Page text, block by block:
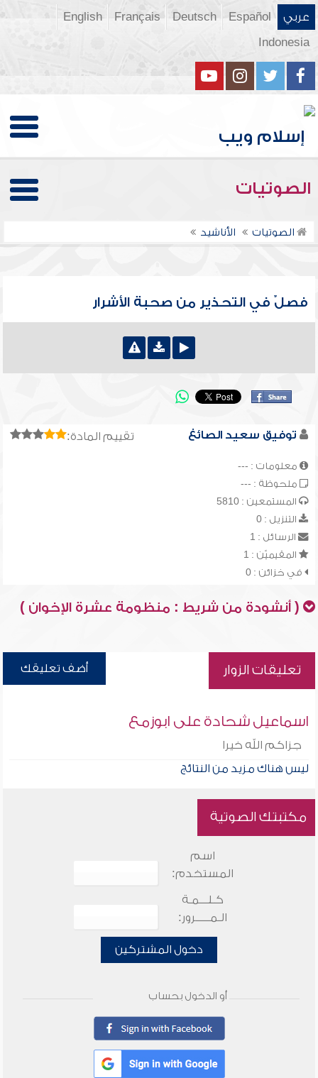
عربي Español
Deutsch
Français
English
Indonesia
الصوتيات
الصوتيات الأناشيد
فصلٌ في التحذير من صحبة الأشرار
تقييم المادة: توفيق سعيد الصائغ
معلومات : ---
ملحوظة : ---
المستمعين : 5810
التنزيل : 0
الرسائل : 1
المقيميّن : 1
في خزائن : 0
( أنشودة من شريط : منظومة عشرة الإخوان )
تعليقات الزوار أضف تعليقك
اسماعيل شحادة على ابوزمع
جزاكم الله خيرا
ليس هناك مزيد من النتائج
مكتبتك الصوتية
اسم
المستخدم:
كـلـــمـة
الـمـــــرور:
دخول المشتركين
أو الدخول بحساب